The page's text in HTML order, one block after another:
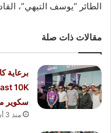
الطائر “يوسف التيهي”،
مقالات ذات صلة
سكوير
منذ 3 أسابيع